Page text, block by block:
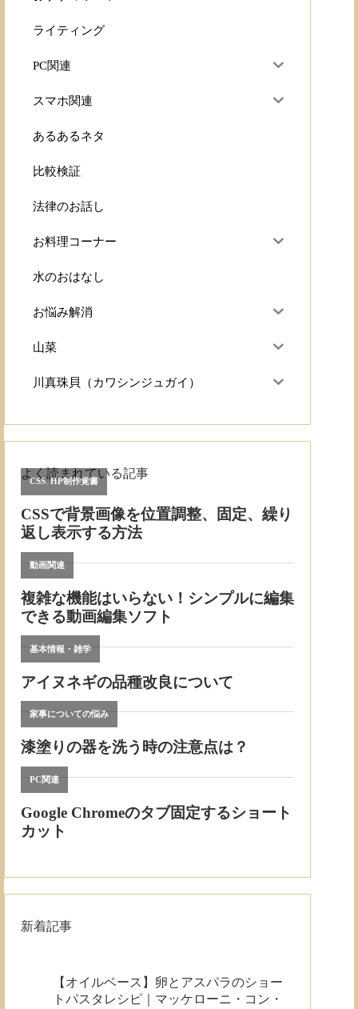
ライティング
PC関連
スマホ関連
あるあるネタ
比較検証
法律のお話し
お料理コーナー
水のおはなし
お悩み解消
山菜
川真珠貝（カワシンジュガイ）
よく読まれている記事
新着記事
【オイルベース】卵とアスパラのショー
トパスタレシピ｜マッケローニ・コン・